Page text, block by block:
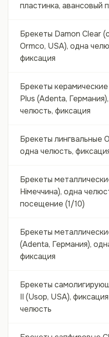
пластинка, авансовый
Брекеты Damon Clear
Ormco, USA), одна
фиксация
Брекеты
Plus (Adenta,
челюсть, фиксация
Брекеты лингвальные
одна челюсть,
Брекеты
Німеччина), одна
посещение (1/10)
Брекеты
(Adenta, Германия),
фиксация
Брекеты
II (Usop, USA),
челюсть